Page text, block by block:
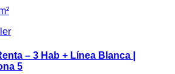
– 3 Hab + Línea Blanca |
5